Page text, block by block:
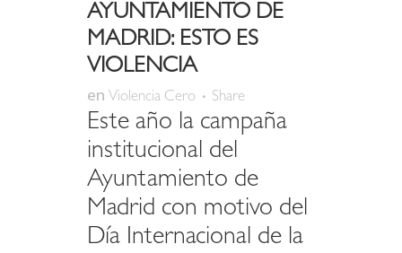
AYUNTAMIENTO DE
MADRID: ESTO ES
VIOLENCIA
en Violencia Cero Share
Este año la campaña
institucional del
Ayuntamiento de
Madrid con motivo del
Día Internacional de la